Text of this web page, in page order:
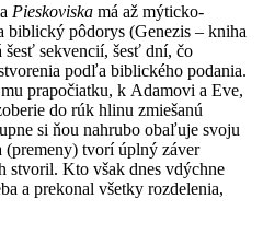
Pieskoviska má až mýticko-
biblický pôdorys (Genezis – kniha
sekvencií, šesť dní, čo
podľa biblického podania.
prapočiatku, k Adamovi a Eve,
do rúk hlinu zmiešanú
si ňou nahrubo obaľuje svoju
(premeny) tvorí úplný záver
stvoril. Kto však dnes vdýchne
a prekonal všetky rozdelenia,